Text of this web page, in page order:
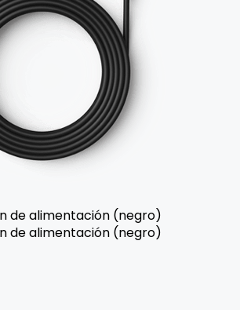
de alimentación (negro)
de alimentación (negro)